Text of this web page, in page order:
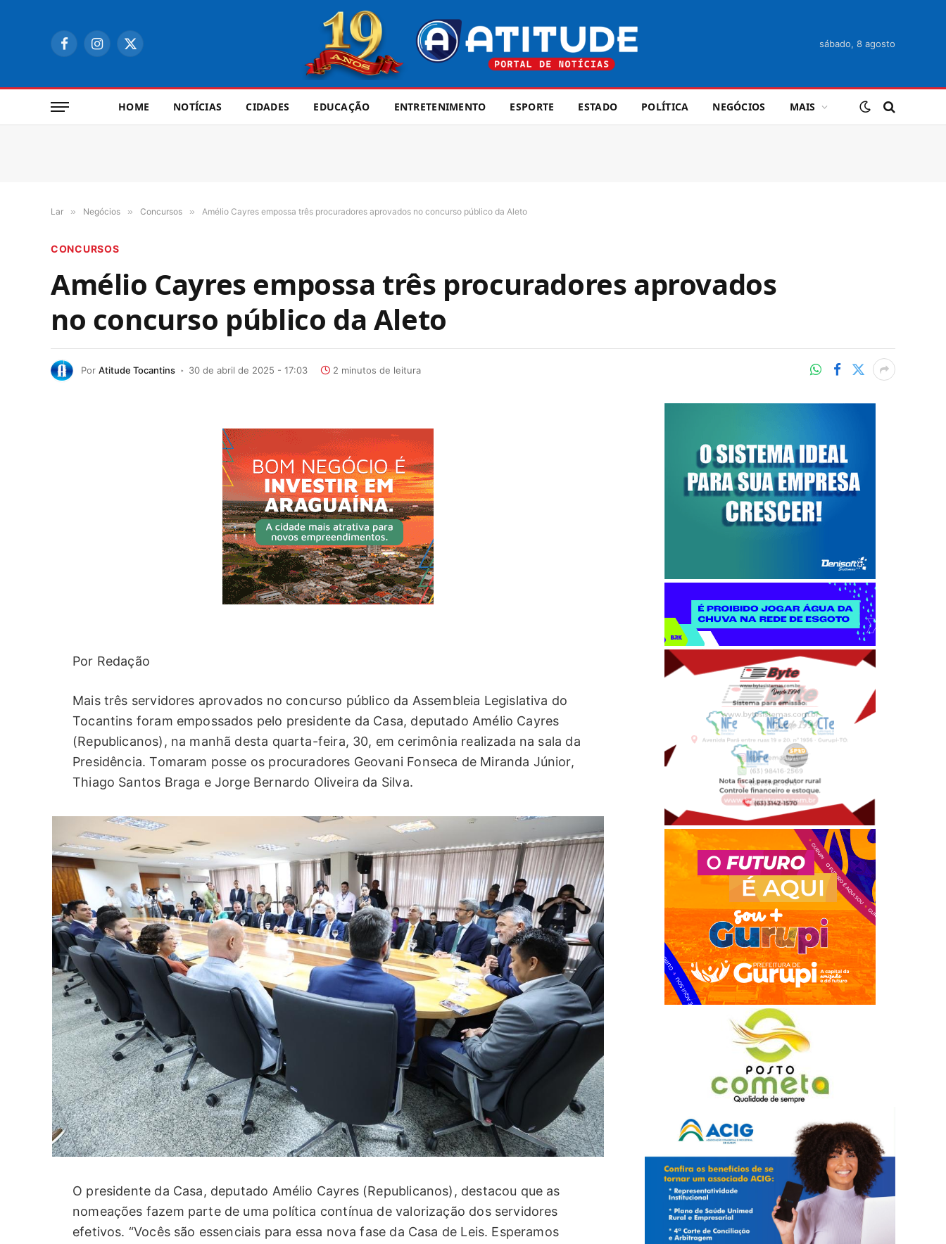
FacebookInstagram
X
sábado, 8 agosto
HOME NOTÍCIAS CIDADES EDUCAÇÃO ENTRETENIMENTO ESPORTE ESTADO POLÍTICA NEGÓCIOS MAIS
Lar » Negócios » Concursos » Amélio Cayres empossa três procuradores aprovados no concurso público da Aleto
CONCURSOS
Amélio Cayres empossa três procuradores aprovados
no concurso público da Aleto
Por Atitude Tocantins 30 de abril de 2025 - 17:03 2 minutos de leitura
Por Redação
Mais três servidores aprovados no concurso público da Assembleia Legislativa do
Tocantins foram empossados pelo presidente da Casa, deputado Amélio Cayres
(Republicanos), na manhã desta quarta-feira, 30, em cerimônia realizada na sala da
Presidência. Tomaram posse os procuradores Geovani Fonseca de Miranda Júnior,
Thiago Santos Braga e Jorge Bernardo Oliveira da Silva.
O presidente da Casa, deputado Amélio Cayres (Republicanos), destacou que as
nomeações fazem parte de uma política contínua de valorização dos servidores
efetivos. “Vocês são essenciais para essa nova fase da Casa de Leis. Esperamos